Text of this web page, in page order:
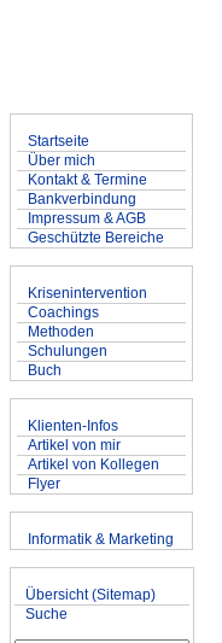
Startseite
Über mich
Kontakt & Termine
Bankverbindung
Impressum & AGB
Geschützte Bereiche
Krisenintervention
Coachings
Methoden
Schulungen
Buch
Klienten-Infos
Artikel von mir
Artikel von Kollegen
Flyer
Informatik & Marketing
Übersicht (Sitemap)
Suche